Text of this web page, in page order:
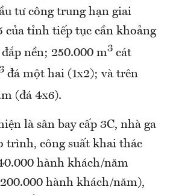
tư công trung hạn giai
của tỉnh tiếp tục cần khoảng
nền; 250.000 m3 cát
đá một hai (1x2); và trên
(đá 4x6).
là sân bay cấp 3C, nhà ga
trình, công suất khai thác
hành khách/năm
hành khách/năm),